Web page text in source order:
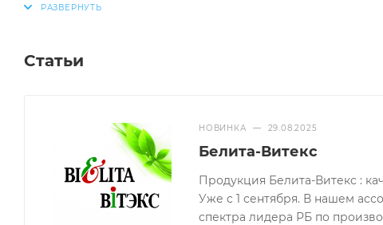
БЕРЁЗОВЫЙ ДЁГОТЬ - экологически чистый продукт,
эффективно очищает и успокаивает кожу головы
устраняет зуд и раздражение
Статьи
НОВИНКА — 29.08.2025
Белита-Витекс
Продукция Белита-Витекс :
Уже с 1 сентября. В нашем
спектра лидера РБ по